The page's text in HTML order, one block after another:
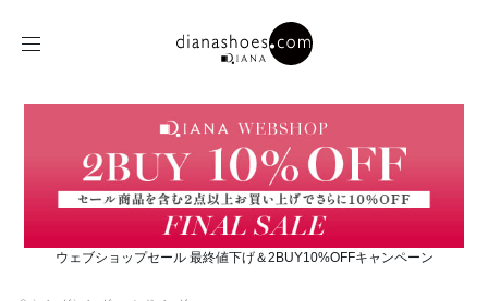
ウェブショップセール 最終値下げ＆2BUY10%OFFキャンペーン